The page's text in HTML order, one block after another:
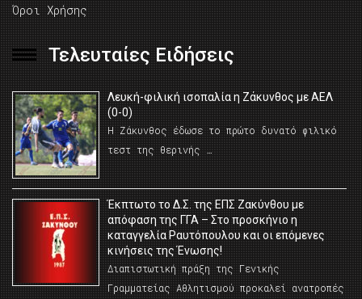
Όροι Χρήσης
Τελευταίες Ειδήσεις
Λευκή-φιλική ισοπαλία η Ζάκυνθος με ΑΕΛ
(0-0)
Η Ζάκυνθος έδωσε το πρώτο δυνατό φιλικό
τεστ της θερινής …
Έκπτωτο το Δ.Σ. της ΕΠΣ Ζακύνθου με
απόφαση της ΓΓΑ – Στο προσκήνιο η
καταγγελία Ραυτόπουλου και οι επόμενες
κινήσεις της Ένωσης!
Διαπιστωτική πράξη της Γενικής
Γραμματείας Αθλητισμού προκαλεί ανατροπές